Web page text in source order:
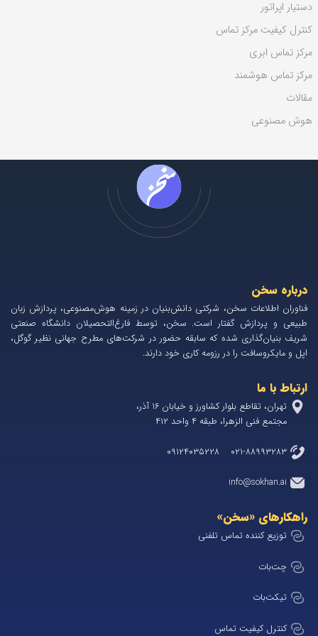
دستیار اپراتور
کنترل کیفیت مرکز تماس
مرکز تماس ابری
مرکز تماس هوشمند
مقالات
هوش مصنوعی
ارتباط با ما
تهران، تقاطع بلوار کشاورز و خیابان 1۶ آذر،
مجتمع فنی الزهرا، طبقه ۴ واحد ۴۱۲
۰۲۱-۸۸۹۹۳۲۸۳ ۰۹۱۲۴۰۳۵۲۲۸
info@sokhan.ai
درباره سخن
فناوران اطلاعات سخن، شرکتی دانش‌بنیان در زمینه هوش‌مصنوعی، پردازش زبان
طبیعی و پردازش گفتار است. سخن، توسط فارغ‌التحصیلان دانشگاه صنعتی
شریف بنیان‌گذاری شده که سابقه حضور در شرکت‌های مطرح جهانی نظیر گوگل،
اپل و مایکروسافت را در رزومه کاری خود دارند.
راهکارهای «سخن»
توزیع کننده تماس تلفنی
چت‌بات
تیکت‌بات
کنترل کیفیت تماس